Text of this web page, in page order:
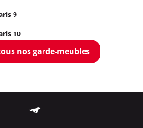
9
10
nos garde-meubles